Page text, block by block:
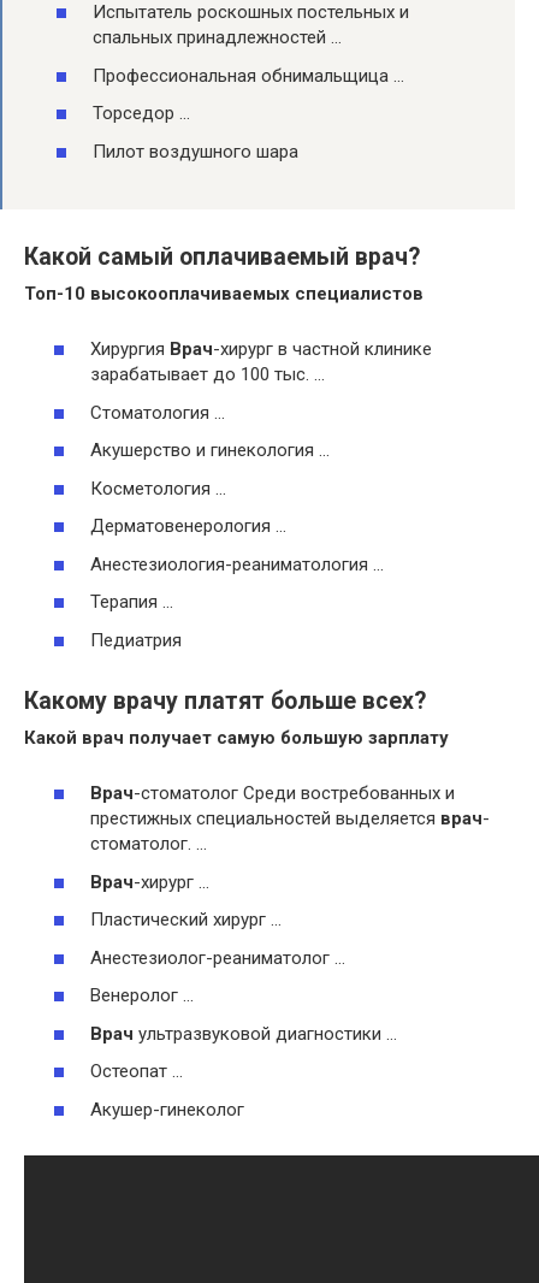
Испытатель роскошных постельных и
спальных принадлежностей …
Профессиональная обнимальщица …
Торседор …
Пилот воздушного шара
Какой самый оплачиваемый врач?
Топ-10 высокооплачиваемых специалистов
Хирургия Врач-хирург в частной клинике
зарабатывает до 100 тыс. …
Стоматология …
Акушерство и гинекология …
Косметология …
Дерматовенерология …
Анестезиология-реаниматология …
Терапия …
Педиатрия
Какому врачу платят больше всех?
Какой врач получает самую большую зарплату
Врач-стоматолог Среди востребованных и
престижных специальностей выделяется врач-
стоматолог. …
Врач-хирург …
Пластический хирург …
Анестезиолог-реаниматолог …
Венеролог …
Врач ультразвуковой диагностики …
Остеопат …
Акушер-гинеколог